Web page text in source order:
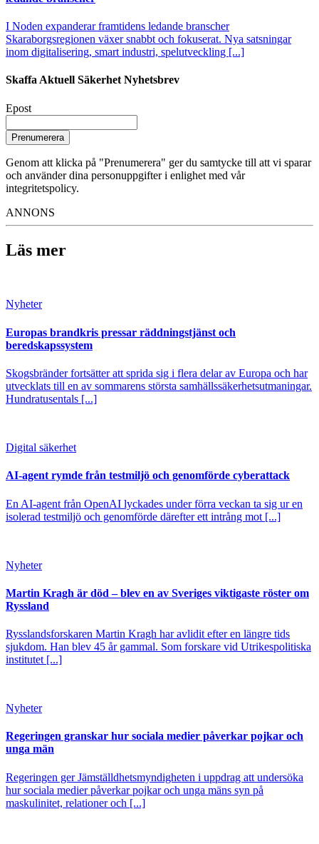
I Noden expanderar framtidens ledande branscher
Skaraborgsregionen växer snabbt och fokuserat. Nya satsningar
inom digitalisering, smart industri, spelutveckling [...]
Skaffa Aktuell Säkerhet Nyhetsbrev
Epost
Prenumerera
Genom att klicka på "Prenumerera" ger du samtycke till att vi sparar
och använder dina personuppgifter i enlighet med vår
integritetspolicy.
ANNONS
Läs mer
Nyheter
Europas brandkris pressar räddningstjänst och
beredskapssystem
Skogsbränder fortsätter att sprida sig i flera delar av Europa och har
utvecklats till en av sommarens största samhällssäkerhetsutmaningar.
Hundratusentals [...]
Digital säkerhet
AI-agent rymde från testmiljö och genomförde cyberattack
En AI-agent från OpenAI lyckades under förra veckan ta sig ur en
isolerad testmiljö och genomförde därefter ett intrång mot [...]
Nyheter
Martin Kragh är död – blev en av Sveriges viktigaste röster om
Ryssland
Rysslandsforskaren Martin Kragh har avlidit efter en längre tids
sjukdom. Han blev 45 år gammal. Som forskare vid Utrikespolitiska
institutet [...]
Nyheter
Regeringen granskar hur sociala medier påverkar pojkar och
unga män
Regeringen ger Jämställdhetsmyndigheten i uppdrag att undersöka
hur sociala medier påverkar pojkar och unga mäns syn på
maskulinitet, relationer och [...]